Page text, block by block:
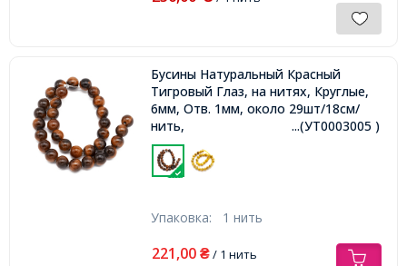
Бусины Натуральный Красный
Тигровый Глаз, на нитях, Круглые,
6мм, Отв. 1мм, около 29шт/18см/
нить,
...(УТ0003005 )
Упаковка: 1 нить
221,00 ₴/ 1 нить